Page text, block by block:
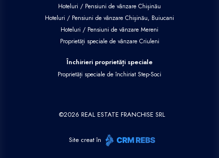
Hoteluri / Pensiuni de vânzare Chișinău
Hoteluri / Pensiuni de vânzare Chișinău, Buiucani
Hoteluri / Pensiuni de vânzare Mereni
Proprietăți speciale de vânzare Criuleni
Închirieri proprietăți speciale
Proprietăți speciale de închiriat Step-Soci
©2026 REAL ESTATE FRANCHISE SRL
Site creat în